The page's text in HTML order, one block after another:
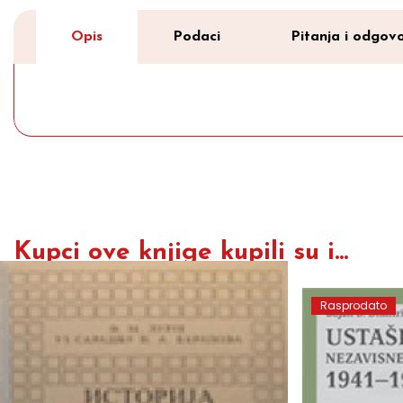
Opis Podaci Pitanja i
Kupci ove knjige kupili su i...
Rasprodato